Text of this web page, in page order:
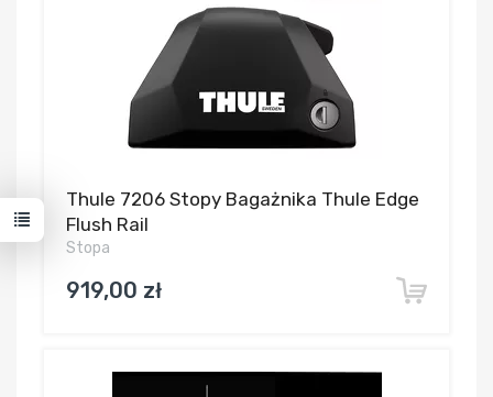
Thule 7206 Stopy Bagażnika Thule Edge
Flush Rail
Stopa
919,00 zł